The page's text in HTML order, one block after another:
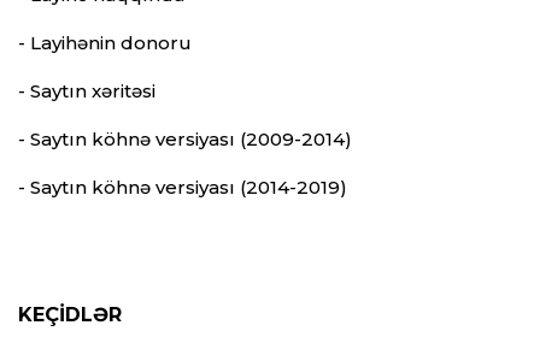
- Layihənin donoru
- Saytın xəritəsi
- Saytın köhnə versiyası (2009-2014)
- Saytın köhnə versiyası (2014-2019)
KEÇİDLƏR